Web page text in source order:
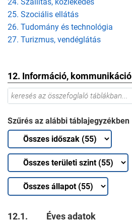
25. Szociális ellátás
26. Tudomány és technológia
27. Turizmus, vendéglátás
12. Információ, kommunikáció
Szűrés az alábbi táblajegyzékben
12.1. Éves adatok